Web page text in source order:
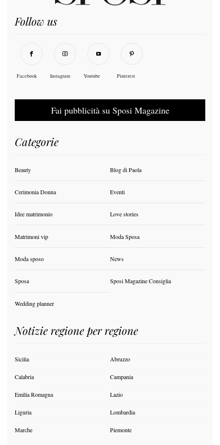
Follow us
Facebook Instagram Youtube Pinterest
Fai pubblicità su Sposi Magazine
Categorie
Beauty Blog di Paola
Cerimonia Donna Eventi
Idee matrimonio Love stories
Matrimoni vip Moda Sposa
Moda sposo News
Sposa Sposi Magazine Consiglia
Wedding planner
Notizie regione per regione
Sicilia Abruzzo
Calabria Campania
Emilia Romagna Lazio
Liguria Lombardia
Marche Piemonte